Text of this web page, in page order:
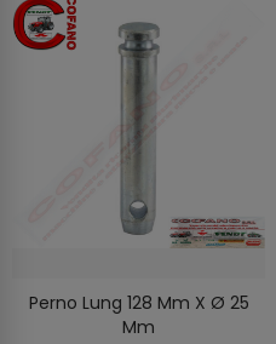
AGGIUNGI AL CARRELLO
Perno Lung 128 Mm X Ø 25
Mm